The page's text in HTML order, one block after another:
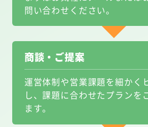
問い合わせください。
商談・ご提案
運営体制や営業課題を細かく
し、課題に合わせたプランを
ます。